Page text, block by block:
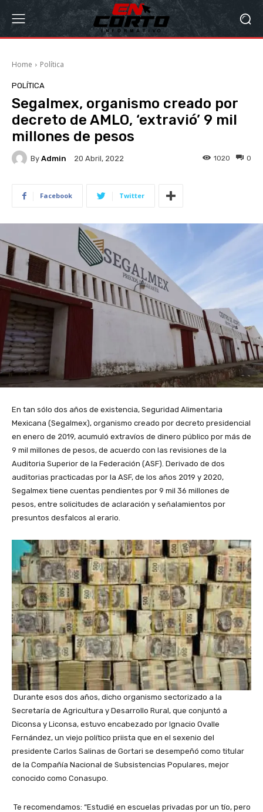
Home Política
POLÍTICA
Segalmex, organismo creado por
decreto de AMLO, ‘extravió’ 9 mil
millones de pesos
By Admin 20 Abril, 2022 0
1020
Facebook Twitter
En tan sólo dos años de existencia, Seguridad Alimentaria
Mexicana (Segalmex), organismo creado por decreto presidencial
en enero de 2019, acumuló extravíos de dinero público por más de
9 mil millones de pesos, de acuerdo con las revisiones de la
Auditoria Superior de la Federación (ASF). Derivado de dos
auditorias practicadas por la ASF, de los años 2019 y 2020,
Segalmex tiene cuentas pendientes por 9 mil 36 millones de
pesos, entre solicitudes de aclaración y señalamientos por
presuntos desfalcos al erario.
Durante esos dos años, dicho organismo sectorizado a la
Secretaría de Agricultura y Desarrollo Rural, que conjuntó a
Diconsa y Liconsa, estuvo encabezado por Ignacio Ovalle
Fernández, un viejo político priista que en el sexenio del
presidente Carlos Salinas de Gortari se desempeñó como titular
de la Compañía Nacional de Subsistencias Populares, mejor
conocido como Conasupo.
Te recomendamos: “Estudié en escuelas privadas por un tío, pero